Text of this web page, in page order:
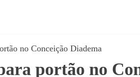
no Conceição Diadema
portão no